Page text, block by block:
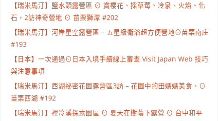
【瑞米馬汀】鹽水頭露營區 ⊙ 賞櫻花、採草莓、冷泉、火焰、化
石，2訪神奇營地 ⊙ 苗栗獅潭 #202
【瑞米馬汀】河岸星空露營區 – 五星級衛浴超方便營地⊙苗栗南庄
#193
【日本】一次通過⊙日本入境手續線上審查 Visit Japan Web 技巧
與注意事項
【瑞米馬汀】西湖祕密花園露營區3訪 – 花園中的田媽媽美食、⊙
苗栗西湖 #192
【瑞米馬汀】裡冷溪探索園區 ⊙ 夏天在樹蔭下露營 ⊙ 台中和平